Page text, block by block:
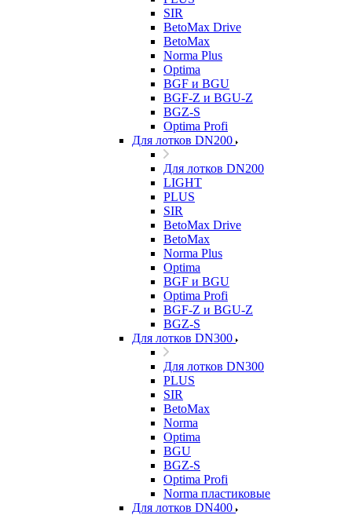
SIR
BetoMax Drive
BetoMax
Norma Plus
Optima
BGF и BGU
BGF-Z и BGU-Z
BGZ-S
Optima Profi
Для лотков DN200
Для лотков DN200
LIGHT
PLUS
SIR
BetoMax Drive
BetoMax
Norma Plus
Optima
BGF и BGU
Optima Profi
BGF-Z и BGU-Z
BGZ-S
Для лотков DN300
Для лотков DN300
PLUS
SIR
BetoMax
Norma
Optima
BGU
BGZ-S
Optima Profi
Norma пластиковые
Для лотков DN400